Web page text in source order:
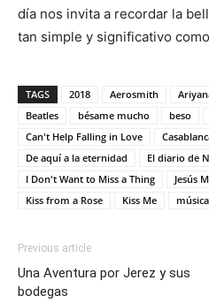
día nos invita a recordar la
tan simple y significativo
TAGS 2018 Aerosmith
Beatles
bésame mucho beso
Can't Help Falling in Love
De aquí a la eternidad
El diario de
I Don't Want to Miss a Thing
Jesús
Kiss from a Rose
Kiss Me música
Previous article
Una Aventura por Jerez y sus
bodegas